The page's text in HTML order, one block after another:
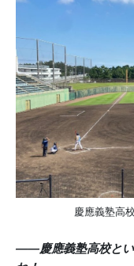
慶應義塾高
――慶應義塾高校とい